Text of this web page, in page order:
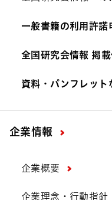
一般書籍の利用許諾
全国研究会情報 掲載
資料・パンフレット
企業情報
企業概要
企業理念・行動指針